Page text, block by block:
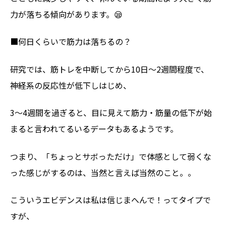
力が落ちる傾向があります。😪
■何日くらいで筋力は落ちるの？
研究では、筋トレを中断してから10日〜2週間程度で、
神経系の反応性が低下しはじめ、
3〜4週間を過ぎると、目に見えて筋力・筋量の低下が始
まると言われてるいるデータもあるようです。
つまり、「ちょっとサボっただけ」で体感として弱くな
った感じがするのは、当然と言えば当然のこと。。
こういうエビデンスは私は信じまへんで！ってタイプで
すが、